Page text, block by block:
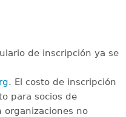
de inscripción ya se
. El costo de inscripción
para socios de
organizaciones no